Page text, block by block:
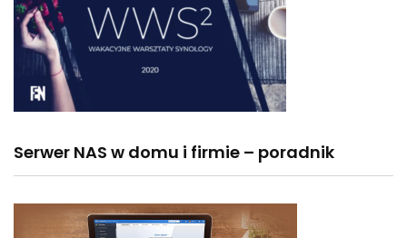
Serwer NAS w domu i firmie – poradnik